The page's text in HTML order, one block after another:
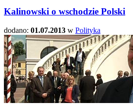
Kalinowski o wschodzie Polski
dodano: 01.07.2013 w Polityka